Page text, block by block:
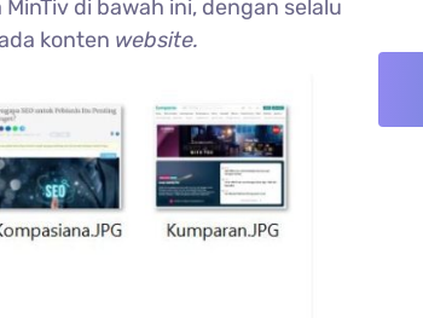
di bawah ini, dengan selalu
konten website.